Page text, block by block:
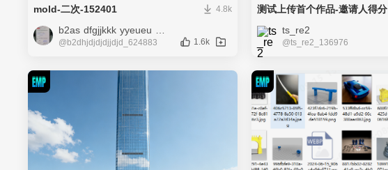
mold-二次-152401 4.8k
b2as dfgjjkkk yyeueu eueueuhchc chchjcjcjcj jjcjcjcjccjcjcjc
@b2dhjdjdjdjjdjd_624883 1.6k
测试上传首个作品-邀请人得分
ts_re2
@ts_re2_136976